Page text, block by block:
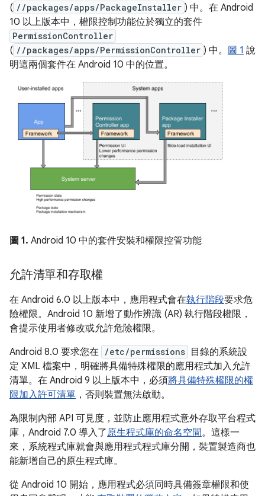
( //packages/apps/PackageInstaller ) 中。在 Android
10 以上版本中，權限控制功能位於獨立的套件
PermissionController
( //packages/apps/PermissionController ) 中。 圖 1 說
明這兩個套件在 Android 10 中的位置。
圖 1. Android 10 中的套件安裝和權限控管功能
允許清單和存取權
在 Android 6.0 以上版本中，應用程式會在執行階段要求危
險權限。Android 10 新增了動作辨識 (AR) 執行階段權限，
會提示使用者修改或允許危險權限。
Android 8.0 要求您在
/etc/permissions 目錄的系統設
定 XML 檔案中，明確將具備特殊權限的應用程式加入允許
清單。在 Android 9 以上版本中，必須將具備特殊權限的權
限加入許可清單 ，否則裝置無法啟動。
為限制內部 API 可見度，並防止應用程式意外存取平台程式
庫，Android 7.0 導入了原生程式庫的命名空間。這樣一
來，系統程式庫就會與應用程式程式庫分開，裝置製造商也
能新增自己的原生程式庫。
從 Android 10 開始，應用程式必須同時具備簽章權限和使